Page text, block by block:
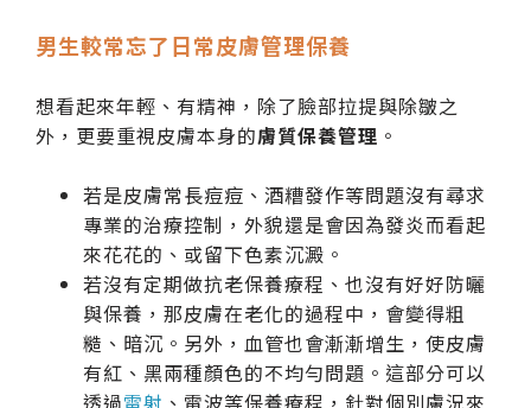
男生較常忘了日常皮膚管理保養
想看起來年輕、有精神，除了臉部拉提與除皺之
外，更要重視皮膚本身的膚質保養管理 。
若是皮膚常長痘痘、酒糟發作等問題沒有尋求
專業的治療控制，外貌還是會因為發炎而看起
來花花的、或留下色素沉澱。
若沒有定期做抗老保養療程、也沒有好好防曬
與保養，那皮膚在老化的過程中，會變得粗
糙、暗沉。另外，血管也會漸漸增生，使皮膚
有紅、黑兩種顏色的不均勻問題。這部分可以